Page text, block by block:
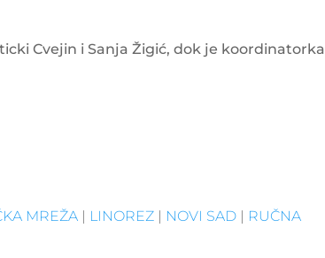
Cvejin i Sanja Žigić, dok je koordinatorka
MREŽA LINOREZ NOVI SAD
RUČNA